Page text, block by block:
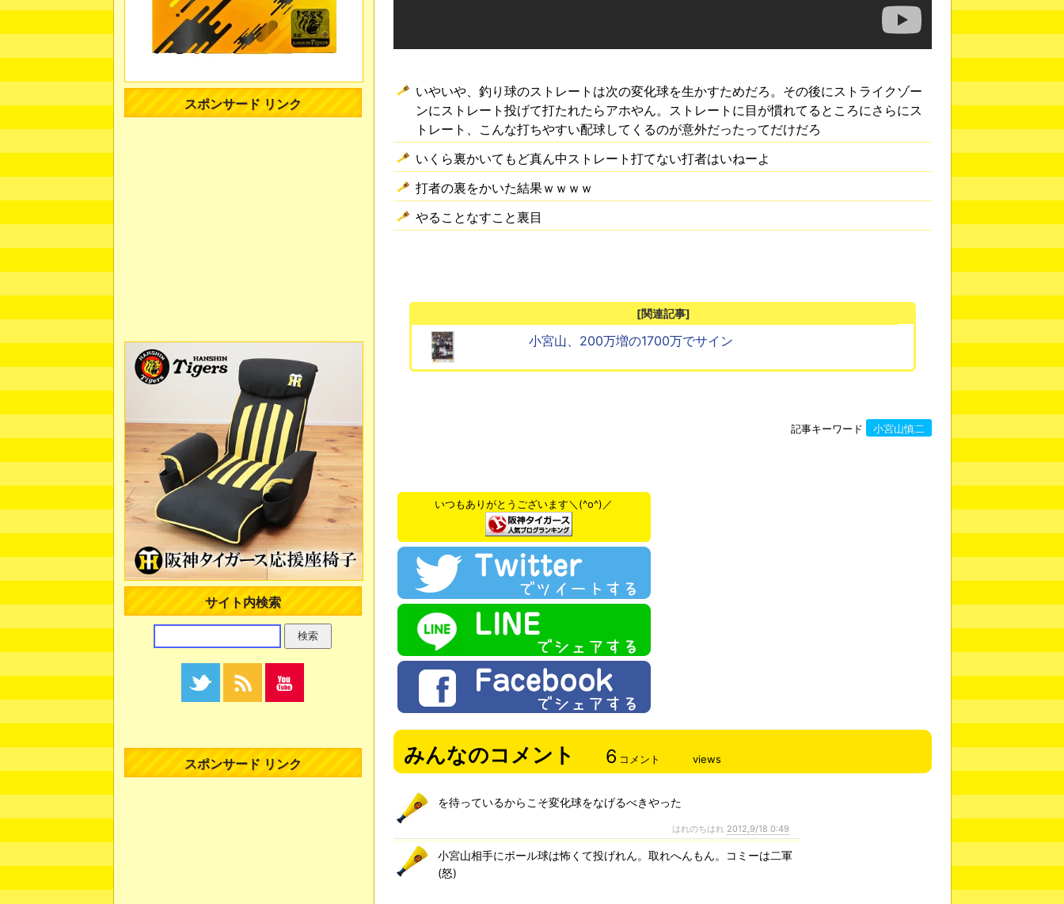
いやいや、釣り球のストレートは次の変化球を生かすためだろ。その後にストライクゾー
ンにストレート投げて打たれたらアホやん。ストレートに目が慣れてるところにさらにス
トレート、こんな打ちやすい配球してくるのが意外だったってだけだろ
いくら裏かいてもど真ん中ストレート打てない打者はいねーよ
打者の裏をかいた結果ｗｗｗｗ
やることなすこと裏目
[関連記事]
小宮山、200万増の1700万でサイン
記事キーワード 小宮山慎二
いつもありがとうございます＼(^o^)／
みんなのコメント 6 コメント views
を待っているからこそ変化球をなげるべきやった
はれのちはれ 2012,9/18 0:49
小宮山相手にボール球は怖くて投げれん。取れへんもん。コミーは二軍
(怒)
スポンサード リンク
サイト内検索
スポンサード リンク